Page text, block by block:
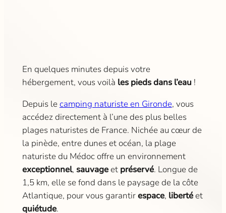
En quelques minutes depuis votre
hébergement, vous voilà les pieds dans l’eau !
Depuis lecamping naturiste en Gironde, vous
accédez directement à l’une des plus belles
plages naturistes de France. Nichée au cœur de
la pinède, entre dunes et océan, la plage
naturiste du Médoc offre un environnement
exceptionnel, sauvageet préservé. Longue de
1,5 km, elle se fond dans le paysage de la côte
Atlantique, pour vous garantirespace, libertéet
quiétude.